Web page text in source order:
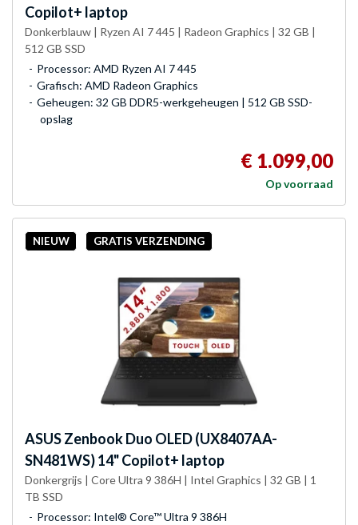
Copilot+ laptop
Donkerblauw | Ryzen AI 7 445 | Radeon Graphics | 32 GB |
512 GB SSD
Processor: AMD Ryzen AI 7 445
Grafisch: AMD Radeon Graphics
Geheugen: 32 GB DDR5-werkgeheugen | 512 GB SSD-
opslag
€ 1.099,00
Op voorraad
NIEUW GRATIS VERZENDING
ASUSZenbook Duo OLED (UX8407AA-
SN481WS) 14" Copilot+ laptop
Donkergrijs | Core Ultra 9 386H | Intel Graphics | 32 GB | 1
TB SSD
Processor: Intel® Core™ Ultra 9 386H